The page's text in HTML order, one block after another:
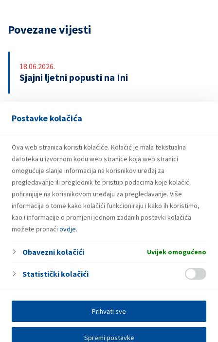
Postavke kolačića
Ova web stranica koristi kolačiće. Kolačić je mala tekstualna
datoteka u izvornom kodu web stranice koja web stranici
omogućuje slanje informacija na korisnikov uređaj za
pregledavanje ili preglednik te pristup podacima koje kolačić
pohranjuje na korisnikovom uređaju za pregledavanje. Više
informacija o tome kako kolačići funkcioniraju i kako ih koristimo,
kao i informacije o promjeni jednom zadanih postavki kolačića
možete pronaći ovdje.
Obavezni kolačići Uvijek omogućeno
Statistički kolačići
Spremi postavke
Prihvati sve
Povezane vijesti
18.06.2026.
Sjajni ljetni popusti na Ini
13.04.2026.
bonovima za gorivo